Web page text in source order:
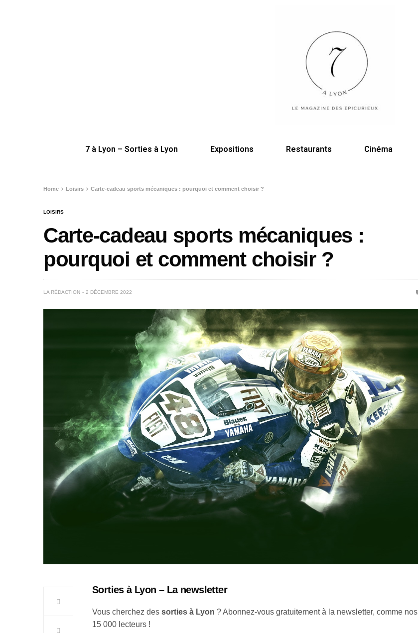
7 à Lyon – Sorties à Lyon Expositions Restaurants Cinéma
Home Loisirs Carte-cadeau sports mécaniques : pourquoi et comment choisir ?
LOISIRS
Carte-cadeau sports mécaniques :
pourquoi et comment choisir ?
LA RÉDACTION 2 DÉCEMBRE 2022
Sorties à Lyon – La newsletter
Vous cherchez dessorties à Lyon ? Abonnez-vous gratuitement à la newsletter, comme nos
15 000 lecteurs !